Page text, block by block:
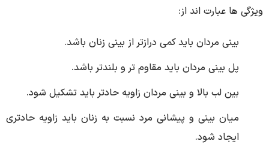
ویژگی ها عبارت اند از:
بینی مردان باید کمی درازتر از بینی زنان باشد.
پل بینی مردان باید مقاوم تر و بلندتر باشد.
بین لب بالا و بینی مردان زاویه حادتر باید تشکیل شود.
میان بینی و پیشانی مرد نسبت به زنان باید زاویه حادتری
ایجاد شود.